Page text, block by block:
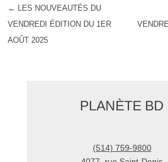
POST
← LES NOUVEAUTÉS DU
VENDREDI ÉDITION DU 1ER
AOÛT 2025
PLANÈTE BD
(514) 759-9800